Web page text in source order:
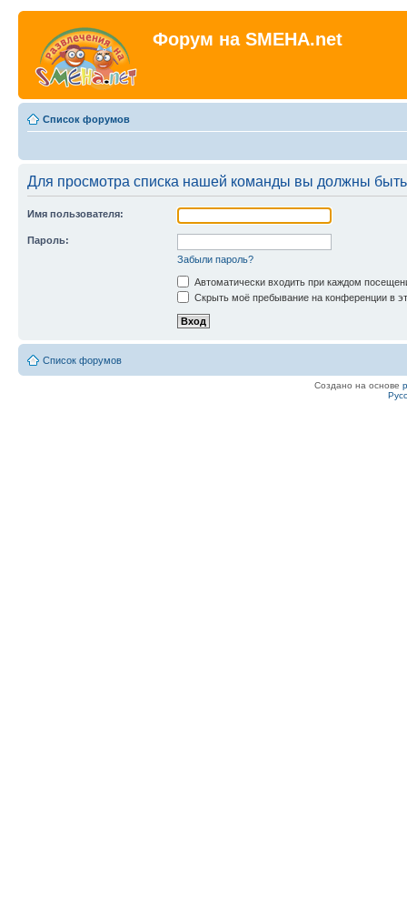
Форум на SMEHA.net
Список форумов
Для просмотра списка нашей команды вы должны
Имя пользователя:
Пароль:
Забыли пароль?
Автоматически входить при каждом
Скрыть моё пребывание на конференции в
Список форумов
Создано на основе